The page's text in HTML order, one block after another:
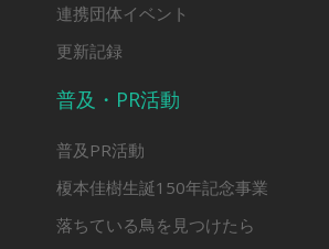
連携団体イベント
更新記録
普及・PR活動
普及PR活動
榎本佳樹生誕150年記念事業
落ちている鳥を見つけたら